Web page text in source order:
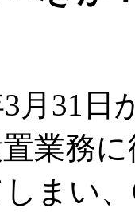
月31日
業務
まい